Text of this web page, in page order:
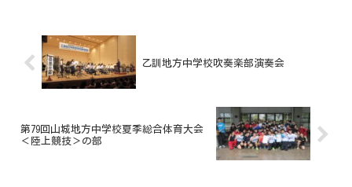
乙訓地方中学校吹奏楽部演奏会
第79回山城地方中学校夏季総合体育大会
＜陸上競技＞の部